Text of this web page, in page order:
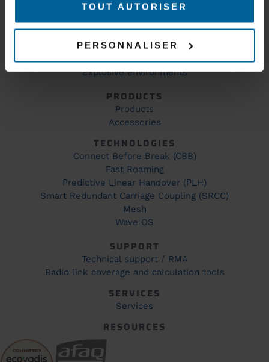
TOUT AUTORISER
PERSONNALISER
Overhead cranes, gantry cranes and cranes
Production and industrial automation
WiFi coverage
Industrial site surveillance and security
Explosive environments
PRODUCTS
Products
Accessories
TECHNOLOGIES
Connect Before Break (CBB)
Fast Roaming
Predictive Linear Handover (PLH)
Smart Redundant Carriage Coupling (SRCC)
Mesh
Wave OS
SUPPORT
Technical support / RMA
Radio link coverage and calculation tools
SERVICES
Services
RESOURCES